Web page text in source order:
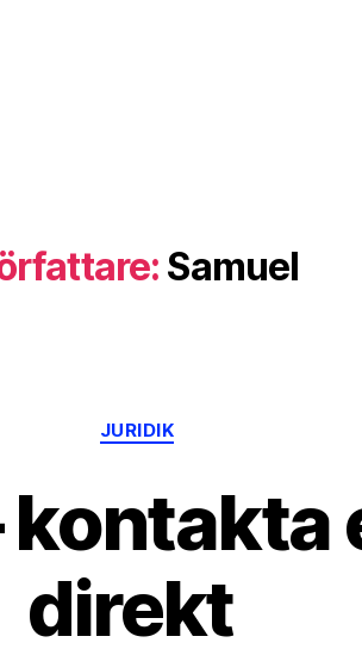
Samuel
Kategorier
JURIDIK
kontakta
direkt